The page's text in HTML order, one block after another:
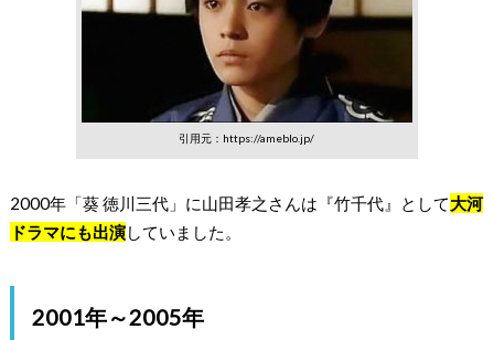
引用元：https://ameblo.jp/
2000年「葵 徳川三代」に山田孝之さんは『竹千代』として大河
ドラマにも出演していました。
2001年～2005年